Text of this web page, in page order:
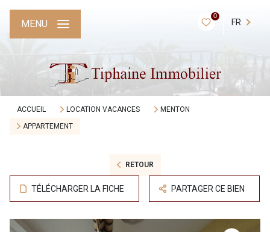
0
FR
MENU
ACCUEIL LOCATION VACANCES
MENTON
APPARTEMENT
RETOUR
TÉLÉCHARGER LA FICHE PARTAGER CE BIEN